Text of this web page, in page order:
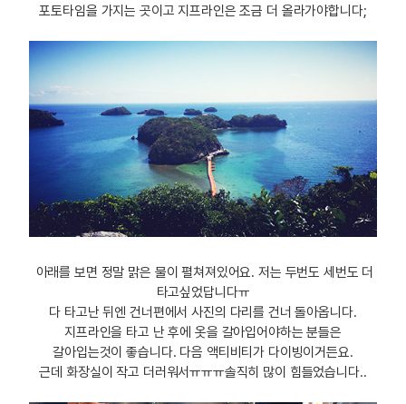
포토타임을 가지는 곳이고 지프라인은 조금 더 올라가야합니다;
아래를 보면 정말 맑은 물이 펼쳐져있어요. 저는 두번도 세번도 더
타고싶었답니다ㅠ
다 타고난 뒤엔 건너편에서 사진의 다리를 건너 돌아옵니다.
지프라인을 타고 난 후에 옷을 갈아입어야하는 분들은
갈아입는것이 좋습니다. 다음 액티비티가 다이빙이거든요.
근데 화장실이 작고 더러워서ㅠㅠㅠ솔직히 많이 힘들었습니다..